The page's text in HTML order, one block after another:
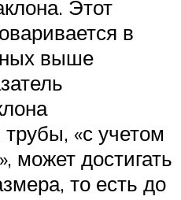
Этот
в
выше
«с учетом
может достигать
то есть до